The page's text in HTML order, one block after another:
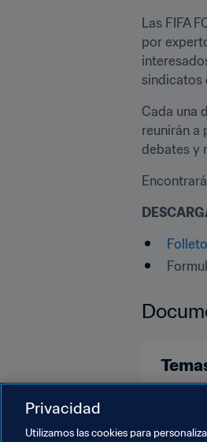
Las FIFA
por
sindicatos
Cada una
reunirán a
debates y
Privacidad
Utilizamos las cookies para